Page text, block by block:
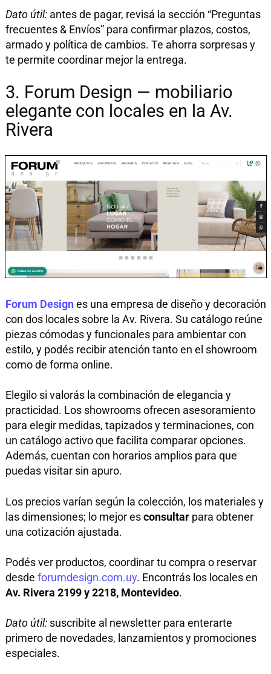
Dato útil: antes de pagar, revisá la sección “Preguntas
frecuentes & Envíos” para confirmar plazos, costos,
armado y política de cambios. Te ahorra sorpresas y
te permite coordinar mejor la entrega.
3. Forum Design — mobiliario
elegante con locales en la Av.
Rivera
Forum Designes una empresa de diseño y decoración
con dos locales sobre la Av. Rivera. Su catálogo reúne
piezas cómodas y funcionales para ambientar con
estilo, y podés recibir atención tanto en el showroom
como de forma online.
Elegilo si valorás la combinación de elegancia y
practicidad. Los showrooms ofrecen asesoramiento
para elegir medidas, tapizados y terminaciones, con
un catálogo activo que facilita comparar opciones.
Además, cuentan con horarios amplios para que
puedas visitar sin apuro.
Los precios varían según la colección, los materiales y
las dimensiones; lo mejor esconsultar para obtener
una cotización ajustada.
Podés ver productos, coordinar tu compra o reservar
desde forumdesign.com.uy. Encontrás los locales en
Av. Rivera 2199 y 2218, Montevideo.
Dato útil: suscribite al newsletter para enterarte
primero de novedades, lanzamientos y promociones
especiales.